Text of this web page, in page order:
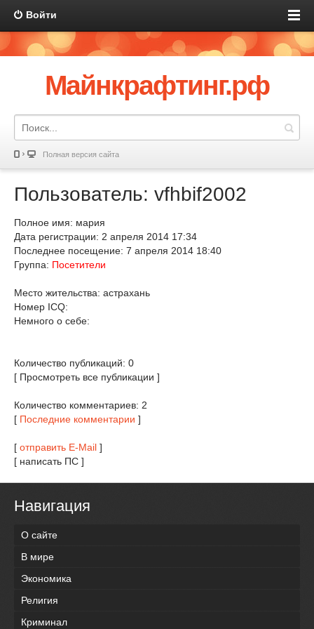
Войти
Майнкрафтинг.рф
Полная версия сайта
Пользователь: vfhbif2002
Полное имя: мария
Дата регистрации: 2 апреля 2014 17:34
Последнее посещение: 7 апреля 2014 18:40
Группа: Посетители
Место жительства: астрахань
Номер ICQ:
Немного о себе:
Количество публикаций: 0
[ Просмотреть все публикации ]
Количество комментариев: 2
[ Последние комментарии ]
[ отправить E-Mail ]
[ написать ПС ]
Навигация
О сайте
В мире
Экономика
Религия
Криминал